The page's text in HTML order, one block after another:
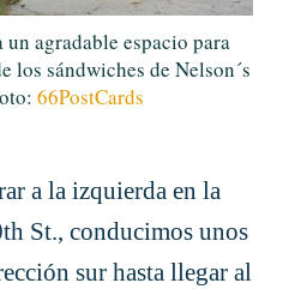
un agradable espacio para
los sándwiches de Nelson´s
66PostCards
a la izquierda en la
St., conducimos unos
sur hasta llegar al